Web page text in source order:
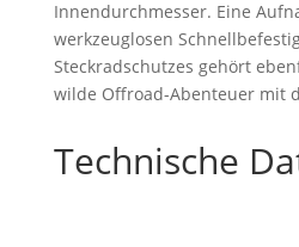
Innendurchmesser. Eine
werkzeuglosen
Steckradschutzes gehört
wilde Offroad-Abenteuer mit
Technische